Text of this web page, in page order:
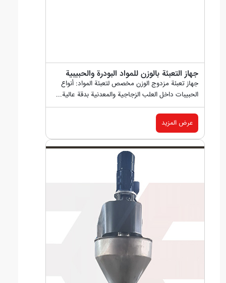
جهاز التعبئة بالوزن للمواد البودرة والحبيبية
جهاز تعبئة مزدوج الوزن مخصص لتعبئة المواد: أنواع
الحبيبات داخل العلب الزجاجية والمعدنية بدقة عالية...
عرض المزيد